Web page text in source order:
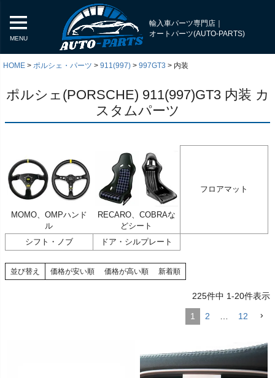
MENU
輸入車パーツ専門店｜
オートパーツ(AUTO-PARTS)
HOME ポルシェ・パーツ 911(997) 997GT3 内装
ポルシェ(PORSCHE) 911(997)GT3 内装 カ
スタムパーツ
MOMO、OMPハンド
ル
RECARO、COBRAな
どシート
フロアマット
シフト・ノブ ドア・シルプレート
並び替え 価格が安い順 価格が高い順 新着順
225件中 1-20件表示
1 2 … 12